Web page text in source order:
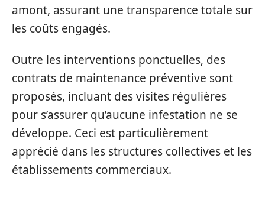
amont, assurant une transparence totale sur
les coûts engagés.
Outre les interventions ponctuelles, des
contrats de maintenance préventive sont
proposés, incluant des visites régulières
pour s’assurer qu’aucune infestation ne se
développe. Ceci est particulièrement
apprécié dans les structures collectives et les
établissements commerciaux.